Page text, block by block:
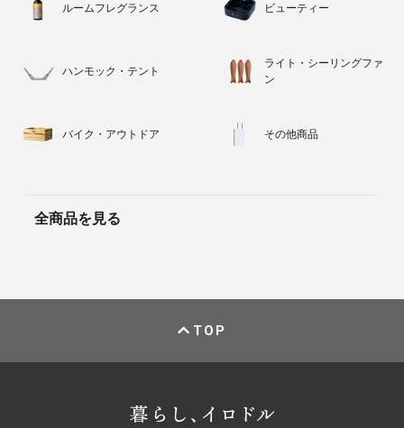
ルームフレグランス ビューティー
ハンモック・テント
ライト・シーリングファ
ン
バイク・アウトドア その他商品
全商品を見る
TOP